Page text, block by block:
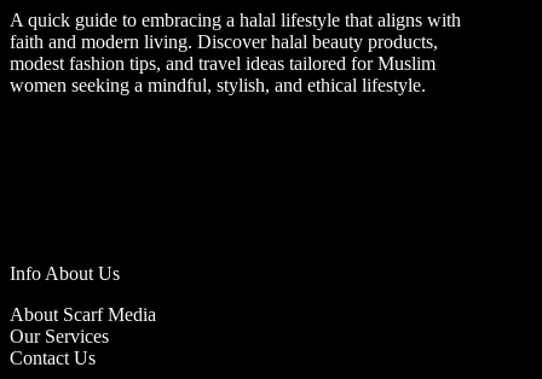
A quick guide to embracing a halal lifestyle that aligns with
faith and modern living. Discover halal beauty products,
modest fashion tips, and travel ideas tailored for Muslim
women seeking a mindful, stylish, and ethical lifestyle.
Info About Us
About Scarf Media
Our Services
Contact Us